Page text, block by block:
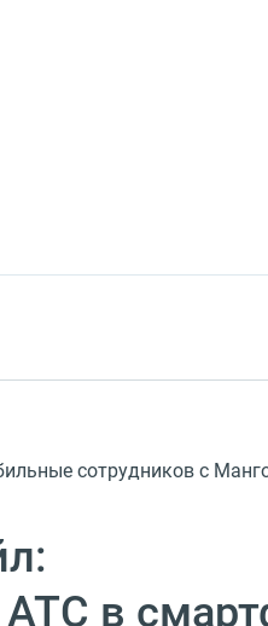
сотрудников c
АТС в